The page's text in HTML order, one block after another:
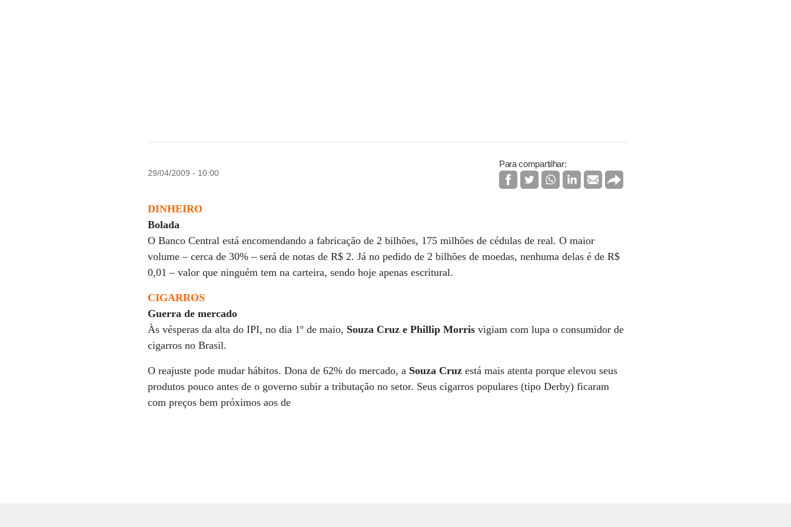
29/04/2009 - 10:00
Para compartilhar:
DINHEIRO
Bolada
O Banco Central está encomendando a fabricação de 2 bilhões, 175 milhões de cédulas de real. O maior
volume – cerca de 30% – será de notas de R$ 2. Já no pedido de 2 bilhões de moedas, nenhuma delas é de R$
0,01 – valor que ninguém tem na carteira, sendo hoje apenas escritural.
CIGARROS
Guerra de mercado
Às vésperas da alta do IPI, no dia 1º de maio, Souza Cruz e Phillip Morris vigiam com lupa o consumidor de
cigarros no Brasil.
O reajuste pode mudar hábitos. Dona de 62% do mercado, a Souza Cruz está mais atenta porque elevou seus
produtos pouco antes de o governo subir a tributação no setor. Seus cigarros populares (tipo Derby) ficaram
com preços bem próximos aos de